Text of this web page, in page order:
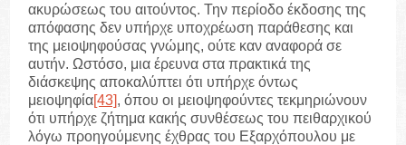
ακυρώσεως του αιτούντος. Την περίοδο έκδοσης της
απόφασης δεν υπήρχε υποχρέωση παράθεσης και
της μειοψηφούσας γνώμης, ούτε καν αναφορά σε
αυτήν. Ωστόσο, μια έρευνα στα πρακτικά της
διάσκεψης αποκαλύπτει ότι υπήρχε όντως
μειοψηφία[43], όπου οι μειοψηφούντες τεκμηριώνουν
ότι υπήρχε ζήτημα κακής συνθέσεως του πειθαρχικού
λόγω προηγούμενης έχθρας του Εξαρχόπουλου με